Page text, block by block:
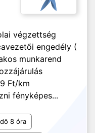
végzettség
engedély (
munkarend
Ft/km
fényképes...
8 óra